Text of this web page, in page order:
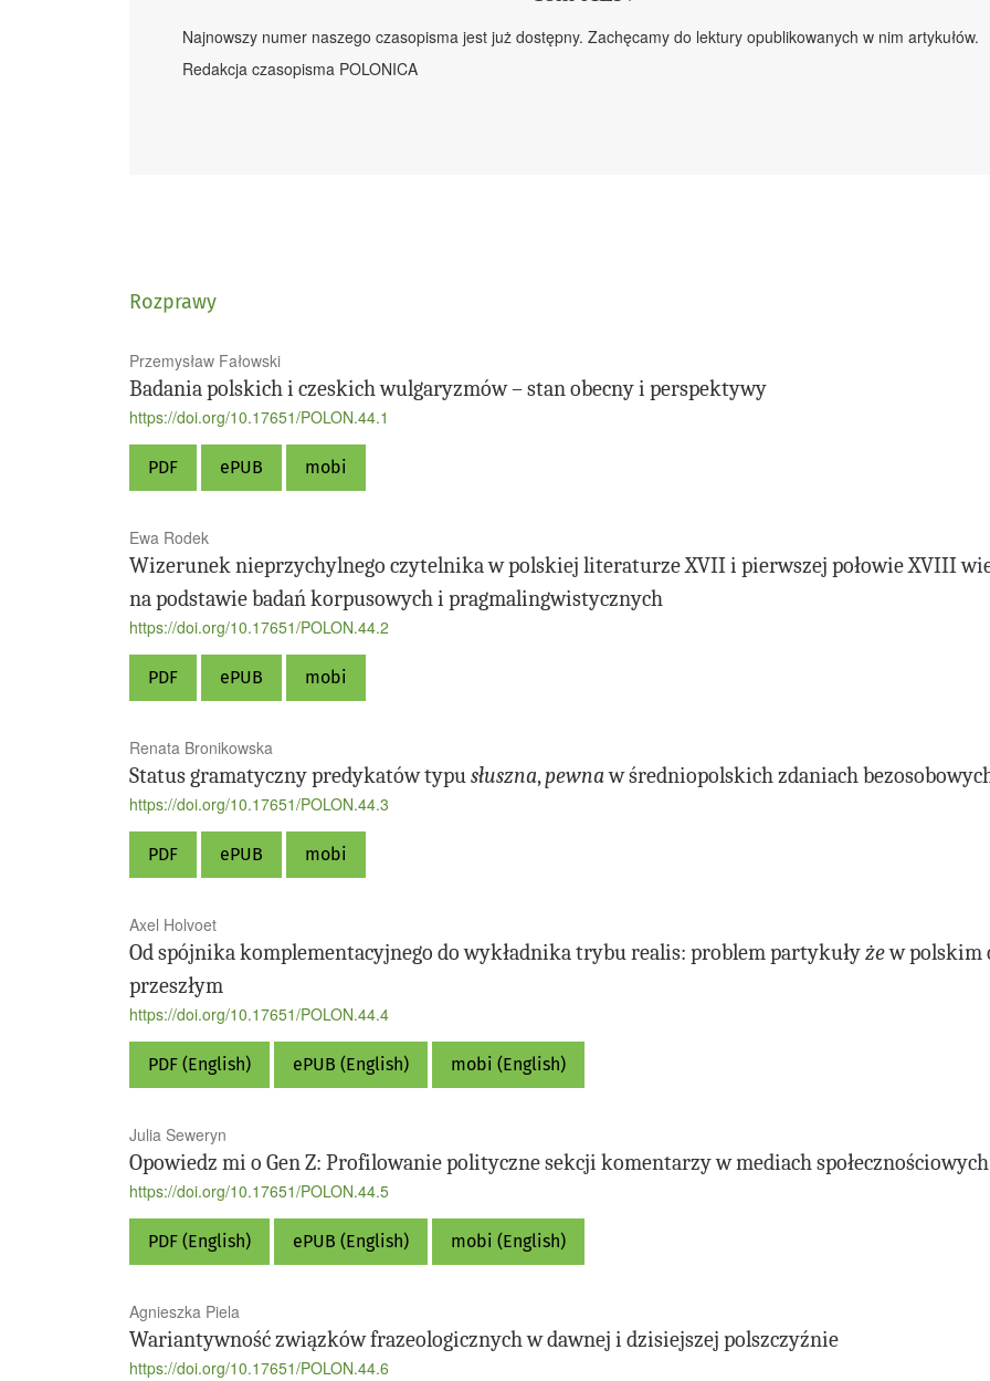
Najnowszy numer naszego czasopisma jest już dostępny. Zachęcamy do lektury opublikowanych w nim artykułów.
Redakcja czasopisma POLONICA
Rozprawy
Przemysław Fałowski
Badania polskich i czeskich wulgaryzmów – stan obecny i perspektywy
https://doi.org/10.17651/POLON.44.1
PDF ePUB mobi
Ewa Rodek
Wizerunek nieprzychylnego czytelnika w polskiej literaturze XVII i pierwszej połowie XVIII
na podstawie badań korpusowych i pragmalingwistycznych
https://doi.org/10.17651/POLON.44.2
PDF ePUB mobi
Renata Bronikowska
Status gramatyczny predykatów typusłuszna,pewnaw średniopolskich zdaniach
https://doi.org/10.17651/POLON.44.3
PDF ePUB mobi
Axel Holvoet
Od spójnika komplementacyjnego do wykładnika trybu realis: problem partykułyżew polskim
przeszłym
https://doi.org/10.17651/POLON.44.4
PDF (English) ePUB (English) mobi (English)
Julia Seweryn
Opowiedz mi o Gen Z: Profilowanie polityczne sekcji komentarzy w mediach społecznościowych
https://doi.org/10.17651/POLON.44.5
PDF (English) ePUB (English) mobi (English)
Agnieszka Piela
Wariantywność związków frazeologicznych w dawnej i dzisiejszej polszczyźnie
https://doi.org/10.17651/POLON.44.6